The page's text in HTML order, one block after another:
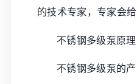
的技术专家，专家会给
不锈钢多级泵原理
不锈钢多级泵的